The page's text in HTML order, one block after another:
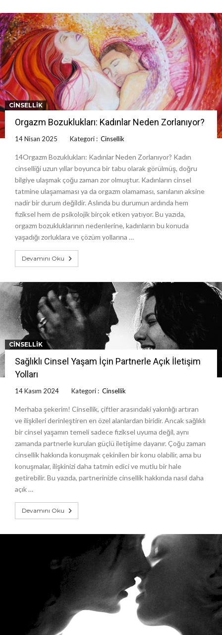
CINSELLIK
Orgazm Bozuklukları: Kadınlar Neden Zorlanıyor?
14 Nisan 2025 Kategori : Cinsellik
14Orgazm Bozuklukları: Kadınlar Neden Zorlanıyor? Kadın
cinselliği uzun yıllar boyunca bir tabu olarak görülmüş, doğru
bilgiye ulaşmak çoğu zaman zor olmuştur. Kadınların cinsel
tatmine ulaşamaması ya da orgazm olamaması, sanılanın aksine
nadir bir durum değildir. Aslında bu durumun ardında hem
fiziksel hem de psikolojik birçok etken yatıyor. Bu yazıda,
orgazm bozukluklarının nedenlerine, kadınların bu konuda
yaşadığı zorluklara ve çözüm yollarına …
Devamını Oku
CINSELLIK
Sağlıklı Cinsel Yaşam İçin Partnerle Açık İletişim
Yolları
14 Kasım 2024 Kategori : Cinsellik
Merhaba şekerim! Cinsellik, çiftler arasındaki yakınlığı artıran
ve ilişkileri derinleştiren en özel alanlardan biridir. Ancak sağlıklı
bir cinsel yaşamın temeli sadece fiziksel uyuma değil, aynı
zamanda partnerle kurulan güçlü iletişime dayanır. Çoğu zaman
cinsellik hakkında konuşmak çekinilen bir konu olabilir, ama bu
konuşmalar, ilişkinizi daha tatmin edici ve mutlu bir hale
getirebilir. Bu yazıda, partnerinizle cinsellik hakkında nasıl daha
açık …
Devamını Oku